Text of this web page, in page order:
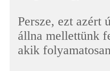
Persze, ezt azért
állna mellettünk
akik